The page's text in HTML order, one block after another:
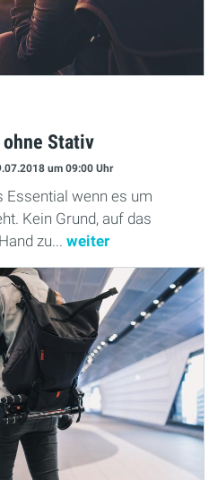
Stativ
um 09:00 Uhr
Essential wenn es um
Kein Grund, auf das
zu... weiter